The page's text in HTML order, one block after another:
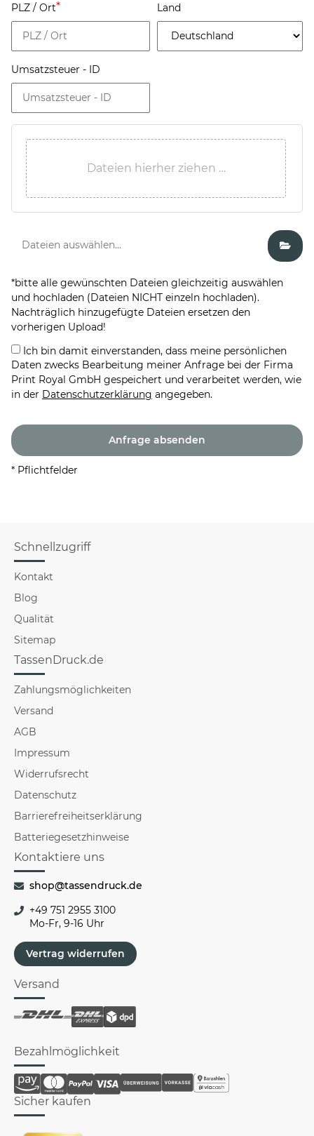
PLZ / Ort Land
Umsatzsteuer - ID
Dateien hierher ziehen …
*bitte alle gewünschten Dateien gleichzeitig auswählen
und hochladen (Dateien NICHT einzeln hochladen).
Nachträglich hinzugefügte Dateien ersetzen den
vorherigen Upload!
Ich bin damit einverstanden, dass meine persönlichen
Daten zwecks Bearbeitung meiner Anfrage bei der Firma
Print Royal GmbH gespeichert und verarbeitet werden, wie
in der Datenschutzerklärung angegeben.
* Pflichtfelder
Schnellzugriff
Kontakt
Blog
Qualität
Sitemap
TassenDruck.de
Zahlungsmöglichkeiten
Versand
AGB
Impressum
Widerrufsrecht
Datenschutz
Barrierefreiheitserklärung
Batteriegesetzhinweise
Kontaktiere uns
shop@tassendruck.de
+49 751 2955 3100
Mo-Fr, 9-16 Uhr
Vertrag widerrufen
Versand
Bezahlmöglichkeit
Sicher kaufen